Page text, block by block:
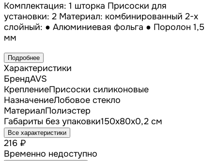
Комплектация: 1 шторка Присоски для
установки: 2 Материал: комбинированный 2-х
слойный: ● Алюминиевая фольга ● Поролон 1,5
мм
Подробнее
Характеристики
БрендAVS
КреплениеПрисоски силиконовые
НазначениеЛобовое стекло
МатериалПолиэстер
Габариты без упаковки150х80х0,2 см
Все характеристики
216 ₽
Временно недоступно